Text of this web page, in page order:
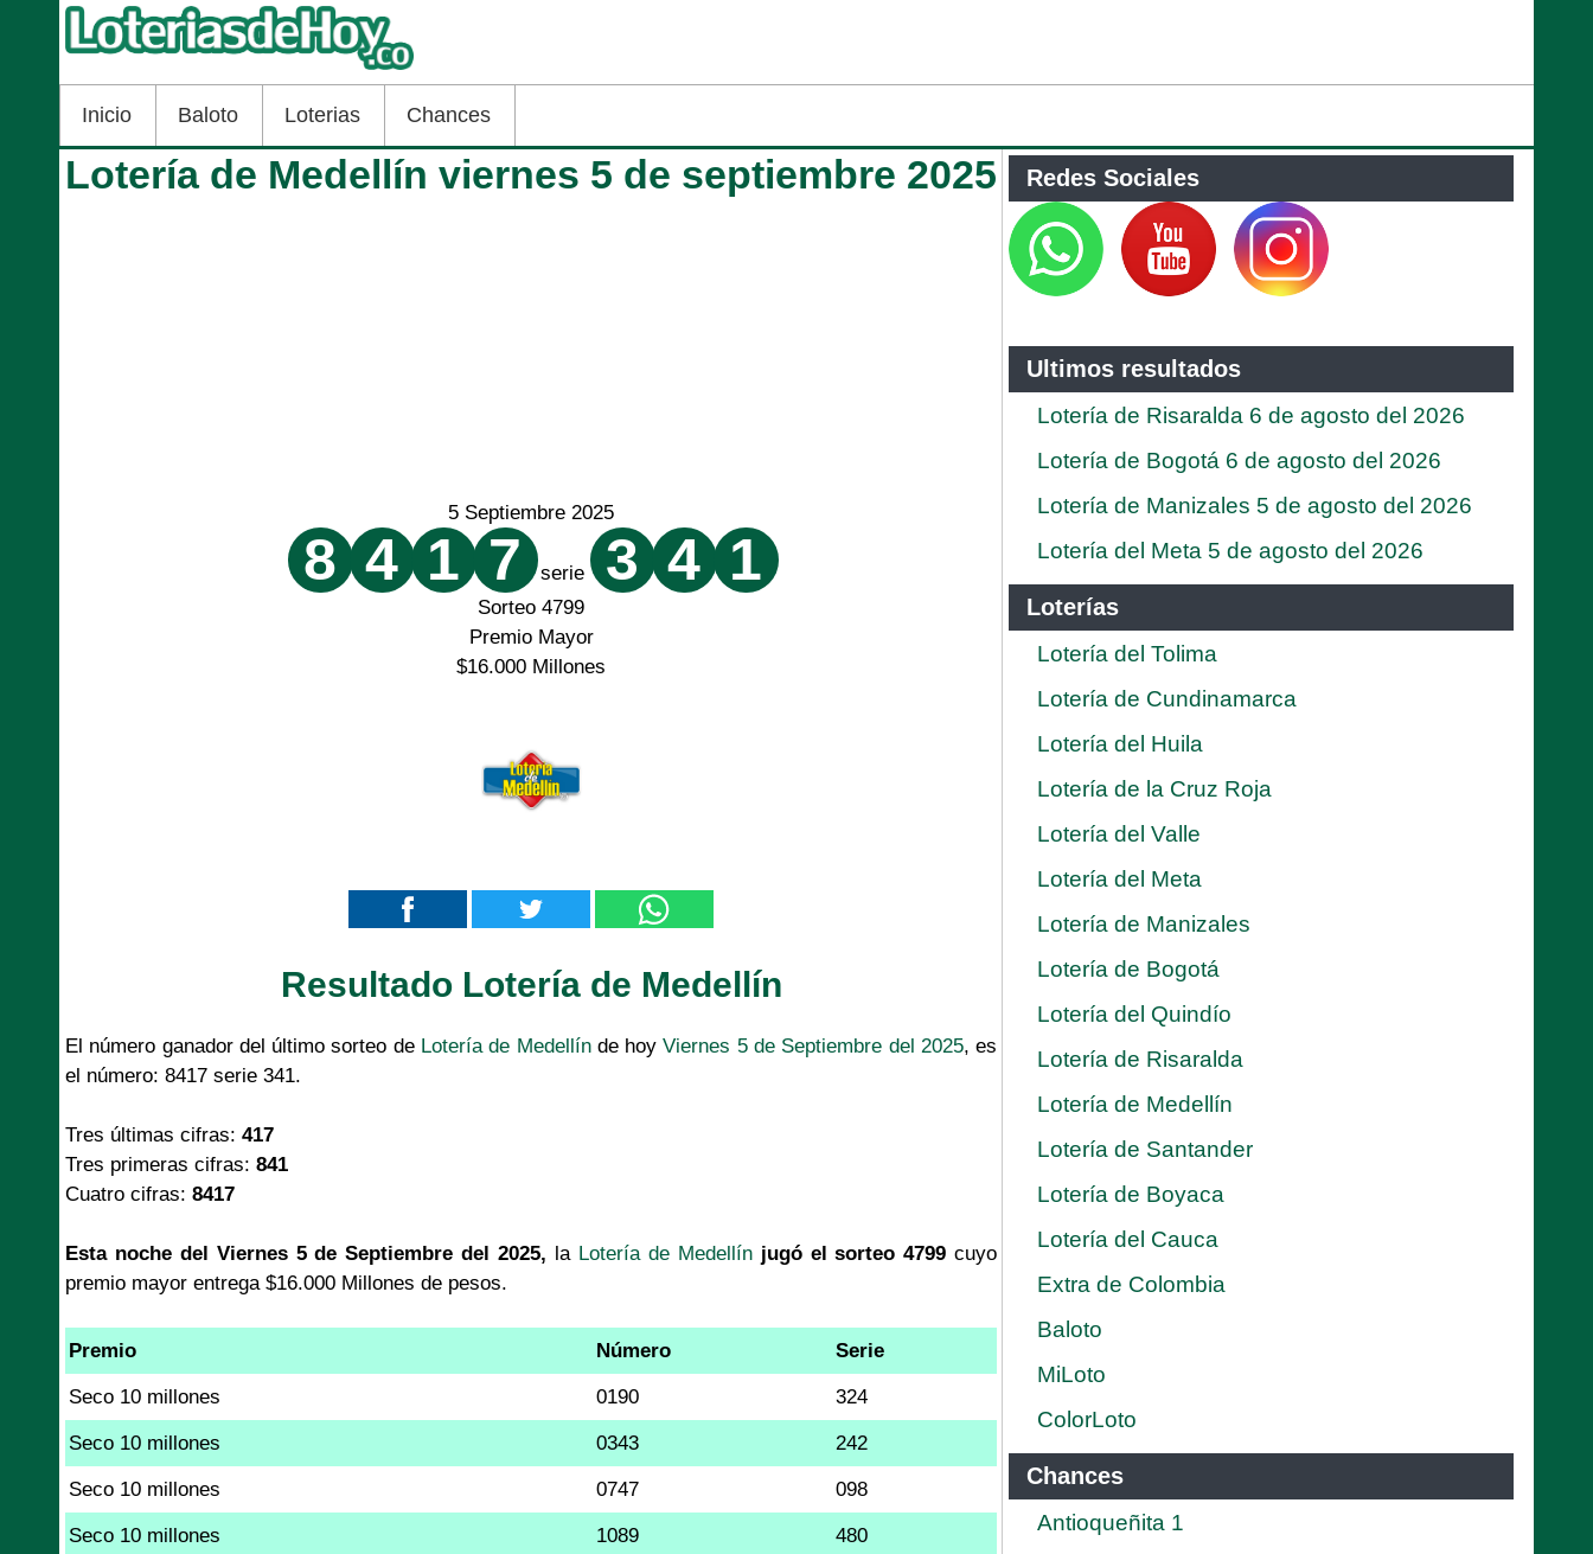
Inicio Baloto Loterias Chances
Lotería de Medellín viernes 5 de septiembre 2025
5 Septiembre 2025
8 4 1 7 serie 3 4 1
Sorteo 4799
Premio Mayor
$16.000 Millones
Resultado Lotería de Medellín
El número ganador del último sorteo de Lotería de Medellínde hoyViernes 5 de Septiembre del 2025, es
el número: 8417 serie 341.
Tres últimas cifras: 417
Tres primeras cifras: 841
Cuatro cifras: 8417
Esta noche del Viernes 5 de Septiembre del 2025, la Lotería de Medellín jugó el sorteo 4799 cuyo
premio mayor entrega $16.000 Millones de pesos.
Premio Número Serie
Seco 10 millones 0190 324
Seco 10 millones 0343 242
Seco 10 millones 0747 098
Seco 10 millones 1089 480
Redes Sociales
Ultimos resultados
Lotería de Risaralda 6 de agosto del 2026
Lotería de Bogotá 6 de agosto del 2026
Lotería de Manizales 5 de agosto del 2026
Lotería del Meta 5 de agosto del 2026
Loterías
Lotería del Tolima
Lotería de Cundinamarca
Lotería del Huila
Lotería de la Cruz Roja
Lotería del Valle
Lotería del Meta
Lotería de Manizales
Lotería de Bogotá
Lotería del Quindío
Lotería de Risaralda
Lotería de Medellín
Lotería de Santander
Lotería de Boyaca
Lotería del Cauca
Extra de Colombia
Baloto
MiLoto
ColorLoto
Chances
Antioqueñita 1